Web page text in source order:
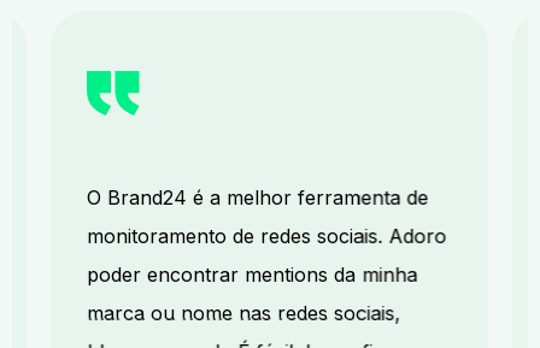
O Brand24 é a melhor ferramenta de
monitoramento de redes sociais. Adoro
poder encontrar mentions da minha
marca ou nome nas redes sociais,